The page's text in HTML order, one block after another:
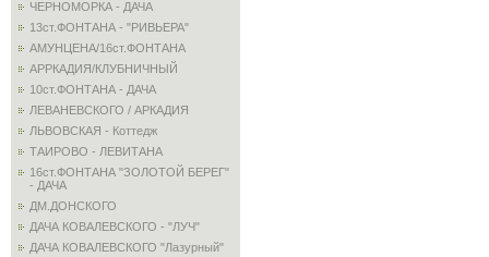
ЧЕРНОМОРКА - ДАЧА
13ст.ФОНТАНА - "РИВЬЕРА"
АМУНЦЕНА/16ст.ФОНТАНА
АРРКАДИЯ/КЛУБНИЧНЫЙ
10ст.ФОНТАНА - ДАЧА
ЛЕВАНЕВСКОГО / АРКАДИЯ
ЛЬВОВСКАЯ - Коттедж
ТАИРОВО - ЛЕВИТАНА
16ст.ФОНТАНА "ЗОЛОТОЙ БЕРЕГ"
- ДАЧА
ДМ.ДОНСКОГО
ДАЧА КОВАЛЕВСКОГО - "ЛУЧ"
ДАЧА КОВАЛЕВСКОГО "Лазурный"